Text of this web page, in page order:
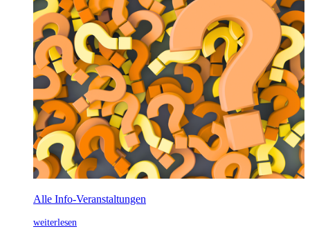
Alle Info-Veranstaltungen
weiterlesen